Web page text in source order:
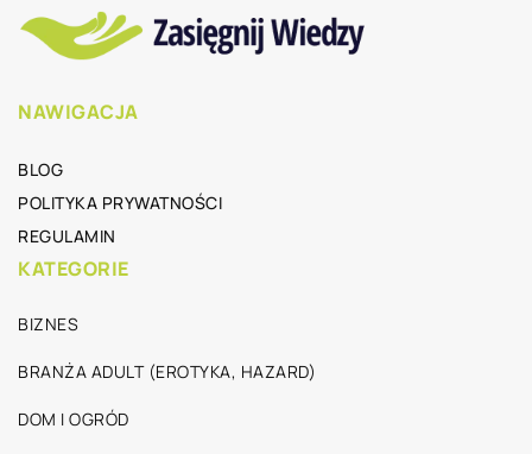
NAWIGACJA
BLOG
POLITYKA PRYWATNOŚCI
REGULAMIN
KATEGORIE
BIZNES
BRANŻA ADULT (EROTYKA, HAZARD)
DOM I OGRÓD